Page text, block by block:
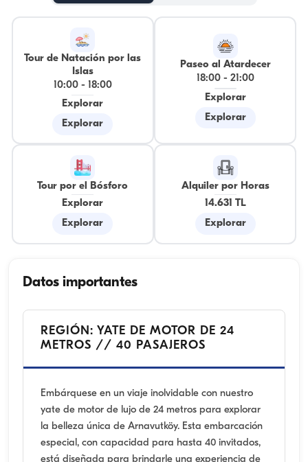
Tour de Natación por las
Islas
10:00-
18:00
Explorar
Explorar
Paseo al Atardecer
18:00- 21:00
Explorar
Explorar
Tour por el Bósforo
Explorar
Explorar
Alquiler por Horas
14.631 TL
Explorar
Datos importantes
REGIÓN: YATE DE MOTOR DE 24
METROS // 40 PASAJEROS
Embárquese en un viaje inolvidable con nuestro
yate de motor de lujo de 24 metros para explorar
la belleza única de Arnavutköy. Esta embarcación
especial, con capacidad para hasta 40 invitados,
está diseñada para brindarle una experiencia de